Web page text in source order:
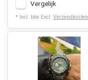
Vergelijk
* Incl. btw Excl. Verzendkosten